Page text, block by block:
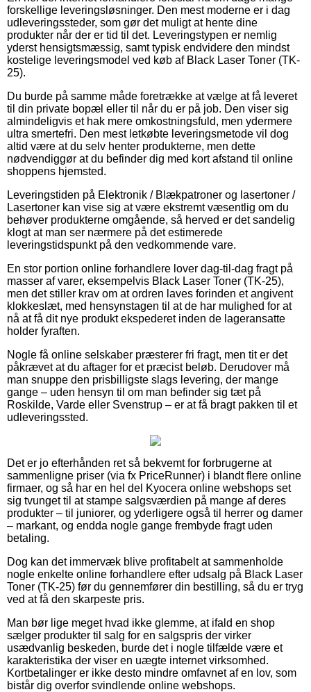
forskellige leveringsløsninger. Den mest moderne er i dag
udleveringssteder, som gør det muligt at hente dine
produkter når der er tid til det. Leveringstypen er nemlig
yderst hensigtsmæssig, samt typisk endvidere den mindst
kostelige leveringsmodel ved køb af Black Laser Toner (TK-
25).
Du burde på samme måde foretrække at vælge at få leveret
til din private bopæl eller til når du er på job. Den viser sig
almindeligvis et hak mere omkostningsfuld, men ydermere
ultra smertefri. Den mest letkøbte leveringsmetode vil dog
altid være at du selv henter produkterne, men dette
nødvendiggør at du befinder dig med kort afstand til online
shoppens hjemsted.
Leveringstiden på Elektronik / Blækpatroner og lasertoner /
Lasertoner kan vise sig at være ekstremt væsentlig om du
behøver produkterne omgående, så herved er det sandelig
klogt at man ser nærmere på det estimerede
leveringstidspunkt på den vedkommende vare.
En stor portion online forhandlere lover dag-til-dag fragt på
masser af varer, eksempelvis Black Laser Toner (TK-25),
men det stiller krav om at ordren laves forinden et angivent
klokkeslæt, med hensynstagen til at de har mulighed for at
nå at få dit nye produkt ekspederet inden de lageransatte
holder fyraften.
Nogle få online selskaber præsterer fri fragt, men tit er det
påkrævet at du aftager for et præcist beløb. Derudover må
man snuppe den prisbilligste slags levering, der mange
gange – uden hensyn til om man befinder sig tæt på
Roskilde, Varde eller Svenstrup – er at få bragt pakken til et
udleveringssted.
Det er jo efterhånden ret så bekvemt for forbrugerne at
sammenligne priser (via fx PriceRunner) i blandt flere online
firmaer, og så har en hel del Kyocera online webshops set
sig tvunget til at stampe salgsværdien på mange af deres
produkter – til juniorer, og yderligere også til herrer og damer
– markant, og endda nogle gange frembyde fragt uden
betaling.
Dog kan det immervæk blive profitabelt at sammenholde
nogle enkelte online forhandlere efter udsalg på Black Laser
Toner (TK-25) før du gennemfører din bestilling, så du er tryg
ved at få den skarpeste pris.
Man bør lige meget hvad ikke glemme, at ifald en shop
sælger produkter til salg for en salgspris der virker
usædvanlig beskeden, burde det i nogle tilfælde være et
karakteristika der viser en uægte internet virksomhed.
Kortbetalinger er ikke desto mindre omfavnet af en lov, som
bistår dig overfor svindlende online webshops.